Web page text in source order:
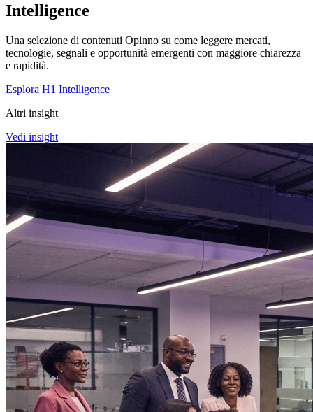
Intelligence
Una selezione di contenuti Opinno su come leggere mercati,
tecnologie, segnali e opportunità emergenti con maggiore chiarezza
e rapidità.
Esplora H1 Intelligence
Altri insight
Vedi insight